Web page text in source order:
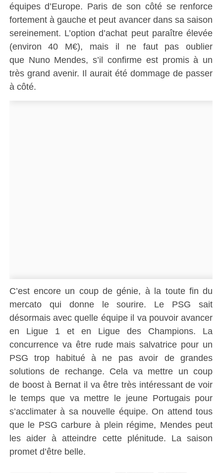
équipes d’Europe. Paris de son côté se renforce
fortement à gauche et peut avancer dans sa saison
sereinement. L’option d’achat peut paraître élevée
(environ 40 M€), mais il ne faut pas oublier
que NunoMendes, s’il confirme est promis à un
très grand avenir. Il aurait été dommage de passer
à côté.
C’est encore un coup de génie, à la toute fin du
mercato qui donne le sourire. Le PSG sait
désormais avec quelle équipe il va pouvoir avancer
en Ligue 1 et en Ligue des Champions. La
concurrence va être rude mais salvatrice pour un
PSG trop habitué à ne pas avoir de grandes
solutions de rechange. Cela va mettre un coup
de boostà Bernat il va être très intéressant de voir
le temps que va mettre le jeune Portugais pour
s’acclimater à sa nouvelle équipe. On attend tous
que le PSG carbure à plein régime, Mendes peut
les aider à atteindre cette plénitude. La saison
promet d’être belle.